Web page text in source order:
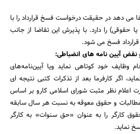
می دهد در حقیقت درخواست فسخ قرارداد را با
را دارد. با پذیرش این تقاضا از جانب
فسخ می شود.
نقض آیین نامه‌ های انضباطی:
وظایف خود کوتاهی نماید ویا آیین‌نامه‌های
اگر کارفرما بعد از تذکرات کتبی نتیجه ای
اعلام نظر مثبت شورای اسلامی کارو بر اساس
بر مطالبات و حقوق معوقه به نسبت هر سال سابقه
کارگر را به عنوان «حق سنوات» به کارگر
نماید.